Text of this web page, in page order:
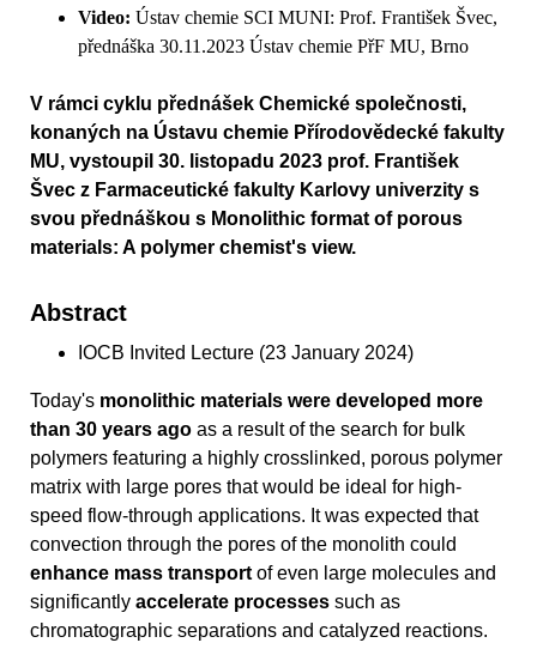
Video: Ústav chemie SCI MUNI: Prof. František Švec,
přednáška 30.11.2023 Ústav chemie PřF MU, Brno
V rámci cyklu přednášek Chemické společnosti,
konaných na Ústavu chemie Přírodovědecké fakulty
MU, vystoupil 30. listopadu 2023 prof. František
Švec z Farmaceutické fakulty Karlovy univerzity s
svou přednáškou s Monolithic format of porous
materials: A polymer chemist's view.
Abstract
IOCB Invited Lecture (23 January 2024)
Today's monolithic materials were developed more
than 30 years ago as a result of the search for bulk
polymers featuring a highly crosslinked, porous polymer
matrix with large pores that would be ideal for high-
speed flow-through applications. It was expected that
convection through the pores of the monolith could
enhance mass transport of even large molecules and
significantly accelerate processes such as
chromatographic separations and catalyzed reactions.